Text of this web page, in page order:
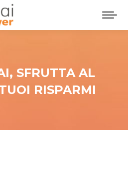
SFRUTTA AL
RISPARMI